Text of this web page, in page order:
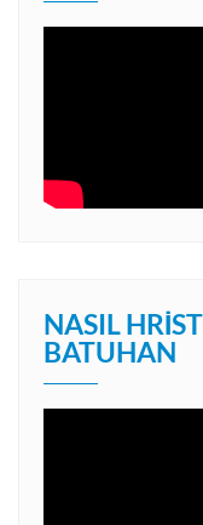
NASIL
BATUHAN